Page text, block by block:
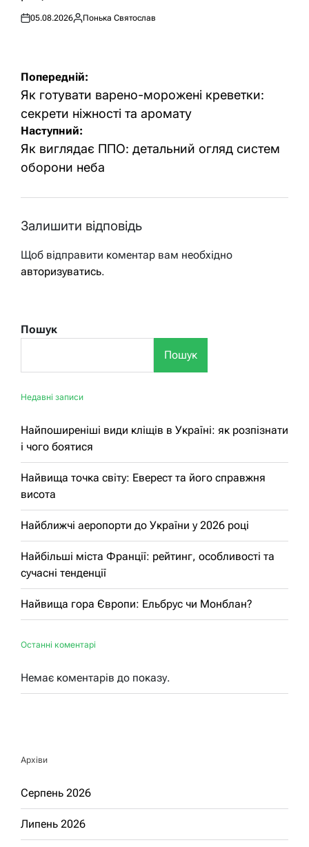
Оприлюднено
05.08.2026
Опубліковано
Понька Святослав
Навігація
записів
Попередній:
Як готувати варено-морожені креветки:
секрети ніжності та аромату
Наступний:
Як виглядає ППО: детальний огляд систем
оборони неба
Залишити відповідь
Щоб відправити коментар вам необхідно
авторизуватись.
Пошук
Пошук
Недавні записи
Найпоширеніші види кліщів в Україні: як розпізнати
і чого боятися
Найвища точка світу: Еверест та його справжня
висота
Найближчі аеропорти до України у 2026 році
Найбільші міста Франції: рейтинг, особливості та
сучасні тенденції
Найвища гора Європи: Ельбрус чи Монблан?
Останні коментарі
Немає коментарів до показу.
Архіви
Серпень 2026
Липень 2026